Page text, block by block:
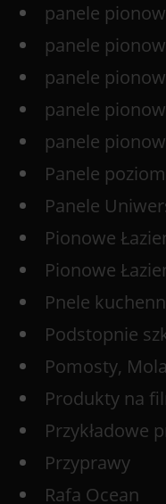
panele
panele
panele
panele
panele
Panele
Panele
Pionowe
Pionowe
Pnele
Podstopnie
Pomosty, Mola
Produkty na
Przykładowe
Przyprawy
Rafa Ocean